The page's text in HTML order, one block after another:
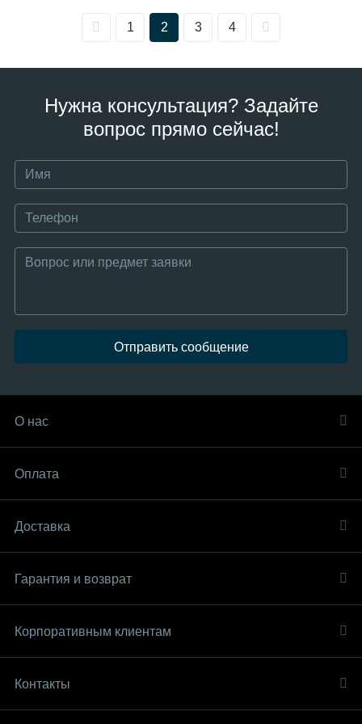
1 2 3 4
Нужна консультация? Задайте
вопрос прямо сейчас!
Отправить сообщение
О нас
Оплата
Доставка
Гарантия и возврат
Корпоративным клиентам
Контакты